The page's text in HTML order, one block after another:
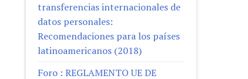
transferencias internacionales de
datos personales:
Recomendaciones para los países
latinoamericanos (2018)
Foro : REGLAMENTO UE DE